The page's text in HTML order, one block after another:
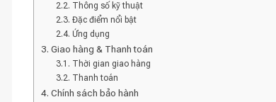
Thông số kỹ thuật
Đặc điểm nổi bật
Ứng dụng
Giao hàng & Thanh toán
Thời gian giao hàng
Thanh toán
Chính sách bảo hành